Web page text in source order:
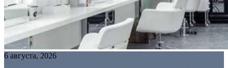
6 августа, 2026